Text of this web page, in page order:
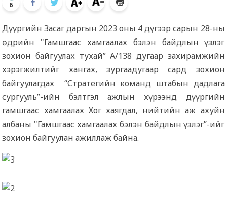
6
Дүүргийн Засаг даргын 2023 оны 4 дүгээр сарын 28-ны
өдрийн "Гамшгаас хамгаалах бэлэн байдлын үзлэг
зохион байгуулах тухай” А/138 дугаар захирамжийн
хэрэгжилтийг хангах, зургаадугаар сард зохион
байгуулагдах “Стратегийн команд штабын дадлага
сургууль”-ийн бэлтгэл ажлын хүрээнд дүүргийн
гамшгаас хамгаалах Хог хаягдал, нийтийн аж ахуйн
албаны "Гамшгаас хамгаалах бэлэн байдлын үзлэг”-ийг
зохион байгуулан ажиллаж байна.